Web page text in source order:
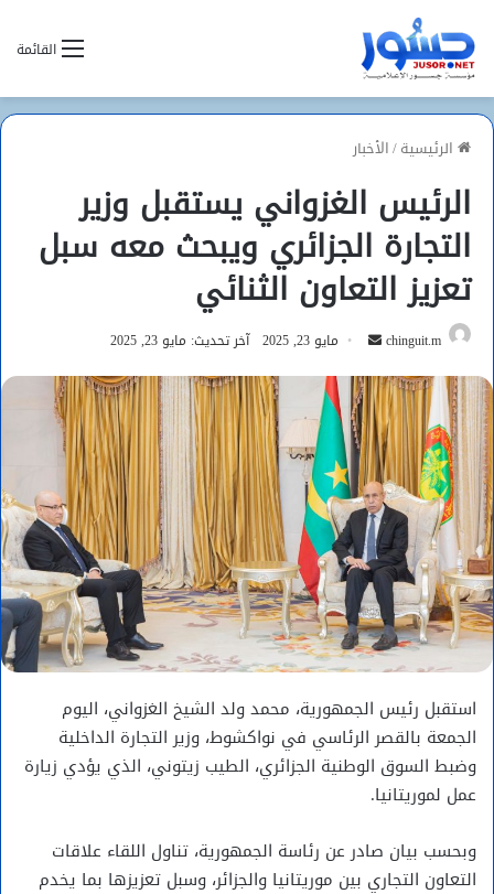
القائمة
الرئيسية/الأخبار
الرئيس الغزواني يستقبل وزير
التجارة الجزائري ويبحث معه سبل
تعزيز التعاون الثنائي
chinguit.m
أرسل
إلكترونيا
مايو 23, 2025 آخر تحديث: مايو 23, 2025
استقبل رئيس الجمهورية، محمد ولد الشيخ الغزواني، اليوم
الجمعة بالقصر الرئاسي في نواكشوط، وزير التجارة الداخلية
وضبط السوق الوطنية الجزائري، الطيب زيتوني، الذي يؤدي زيارة
عمل لموريتانيا.
وبحسب بيان صادر عن رئاسة الجمهورية، تناول اللقاء علاقات
التعاون التجاري بين موريتانيا والجزائر، وسبل تعزيزها بما يخدم